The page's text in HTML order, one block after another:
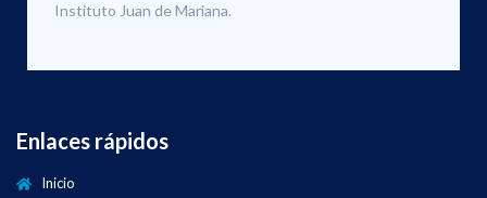
Instituto Juan de Mariana.
Enlaces rápidos
Inicio